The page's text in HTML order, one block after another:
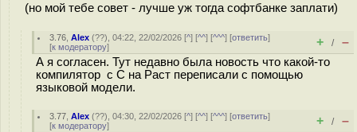
(но мой тебе совет - лучше уж тогда софтбанке заплати)
3.76 ,Alex (??), 04:22, 22/02/2026 [^] [^^] [^^^] [ответить]
[к модератору] + / –
А я согласен. Тут недавно была новость что какой-то
компилятор с С на Раст переписали с помощью
языковой модели.
3.77 ,Alex (??), 04:30, 22/02/2026 [^] [^^] [^^^] [ответить]
[к модератору] + / –